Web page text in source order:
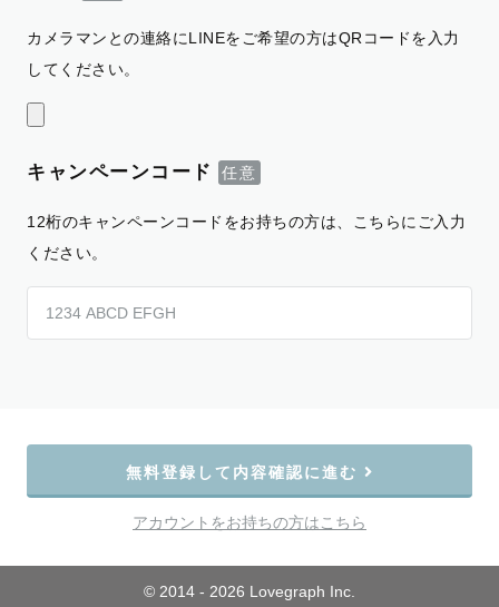
カメラマンとの連絡にLINEをご希望の方はQRコードを入力
してください。
キャンペーンコード
12桁のキャンペーンコードをお持ちの方は、こちらにご入力
ください。
無料登録して内容確認に進む
アカウントをお持ちの方はこちら
© 2014 - 2026 Lovegraph Inc.